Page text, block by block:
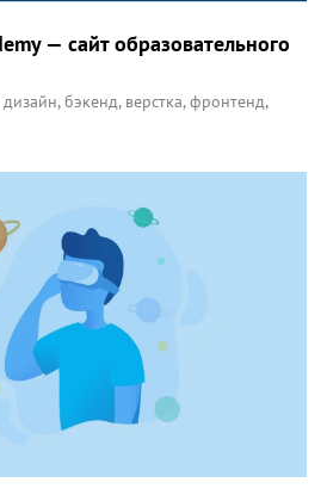
— сайт образовательного
дизайн,бэкенд, верстка,фронтенд,